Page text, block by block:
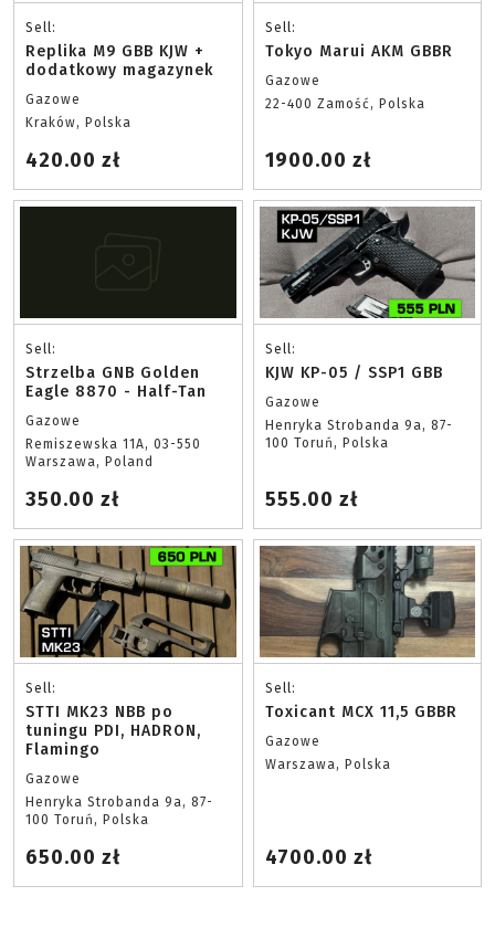
Sell:
Replika M9 GBB KJW +
dodatkowy magazynek
Gazowe
Kraków, Polska
420.00 zł
Sell:
Tokyo Marui AKM GBBR
Gazowe
22-400 Zamość, Polska
1900.00 zł
Sell:
Strzelba GNB Golden
Eagle 8870 - Half-Tan
Gazowe
Remiszewska 11A, 03-550
Warszawa, Poland
350.00 zł
Sell:
KJW KP-05 / SSP1 GBB
Gazowe
Henryka Strobanda 9a, 87-
100 Toruń, Polska
555.00 zł
Sell:
STTI MK23 NBB po
tuningu PDI, HADRON,
Flamingo
Gazowe
Henryka Strobanda 9a, 87-
100 Toruń, Polska
650.00 zł
Sell:
Toxicant MCX 11,5 GBBR
Gazowe
Warszawa, Polska
4700.00 zł